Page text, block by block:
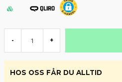
- +
HOS OSS FÅR DU ALLTID